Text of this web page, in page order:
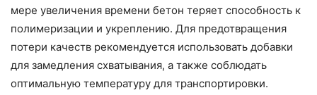
мере увеличения времени бетон теряет способность к
полимеризации и укреплению. Для предотвращения
потери качеств рекомендуется использовать добавки
для замедления схватывания, а также соблюдать
оптимальную температуру для транспортировки.